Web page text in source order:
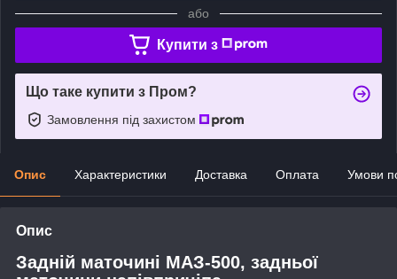
або
Купити з
Що таке купити з Пром?
Замовлення під захистом
Опис Характеристики Доставка Оплата Умови
Опис
Задній маточині МАЗ-500, задньої